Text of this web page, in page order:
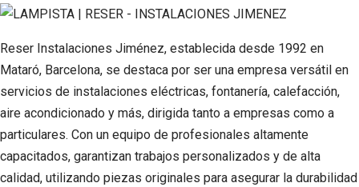
Reser Instalaciones Jiménez, establecida desde 1992 en
Mataró, Barcelona, se destaca por ser una empresa versátil en
servicios de instalaciones eléctricas, fontanería, calefacción,
aire acondicionado y más, dirigida tanto a empresas como a
particulares. Con un equipo de profesionales altamente
capacitados, garantizan trabajos personalizados y de alta
calidad, utilizando piezas originales para asegurar la durabilidad